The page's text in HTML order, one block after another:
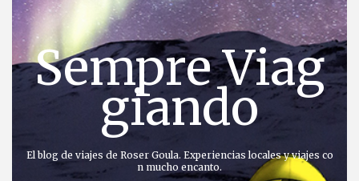
contenido
Sempre Viag
giando
El blog de viajes de Roser Goula. Experiencias locales y viajes co
n mucho encanto.